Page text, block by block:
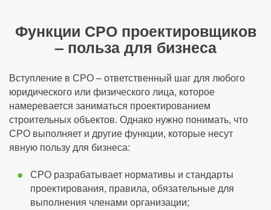
Функции СРО проектировщиков
– польза для бизнеса
Вступление в СРО – ответственный шаг для любого
юридического или физического лица, которое
намеревается заниматься проектированием
строительных объектов. Однако нужно понимать, что
СРО выполняет и другие функции, которые несут
явную пользу для бизнеса:
СРО разрабатывает нормативы и стандарты
проектирования, правила, обязательные для
выполнения членами организации;